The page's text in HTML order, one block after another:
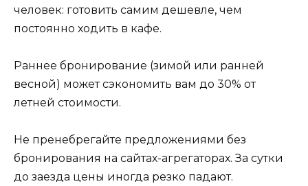
человек: готовить самим дешевле, чем
постоянно ходить в кафе.
Раннее бронирование (зимой или ранней
весной) может сэкономить вам до 30% от
летней стоимости.
Не пренебрегайте предложениями без
бронирования на сайтах-агрегаторах. За сутки
до заезда цены иногда резко падают.